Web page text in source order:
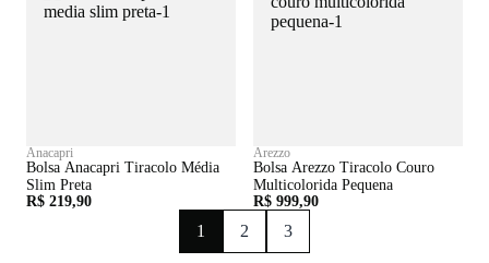
Anacapri
Bolsa Anacapri Tiracolo Média
Slim Preta
R$ 219,90
Arezzo
Bolsa Arezzo Tiracolo Couro
Multicolorida Pequena
R$ 999,90
1 2 3